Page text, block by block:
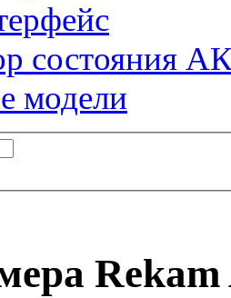
состояния
модели
Rekam